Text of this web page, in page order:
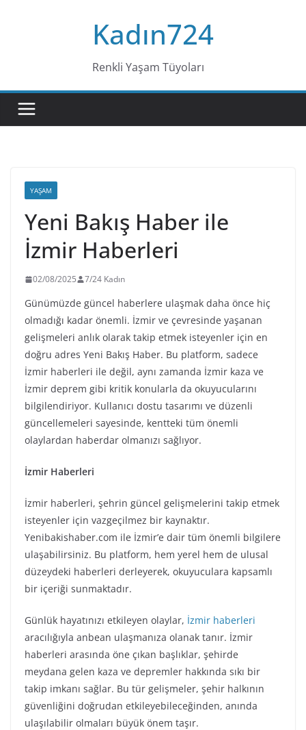
Kadın724
Renkli Yaşam Tüyoları
YAŞAM
Yeni Bakış Haber ile
İzmir Haberleri
02/08/2025 7/24 Kadın
Günümüzde güncel haberlere ulaşmak daha önce hiç
olmadığı kadar önemli. İzmir ve çevresinde yaşanan
gelişmeleri anlık olarak takip etmek isteyenler için en
doğru adres Yeni Bakış Haber. Bu platform, sadece
İzmir haberleri ile değil, aynı zamanda İzmir kaza ve
İzmir deprem gibi kritik konularla da okuyucularını
bilgilendiriyor. Kullanıcı dostu tasarımı ve düzenli
güncellemeleri sayesinde, kentteki tüm önemli
olaylardan haberdar olmanızı sağlıyor.
İzmir Haberleri
İzmir haberleri, şehrin güncel gelişmelerini takip etmek
isteyenler için vazgeçilmez bir kaynaktır.
Yenibakishaber.com ile İzmir’e dair tüm önemli bilgilere
ulaşabilirsiniz. Bu platform, hem yerel hem de ulusal
düzeydeki haberleri derleyerek, okuyuculara kapsamlı
bir içeriği sunmaktadır.
Günlük hayatınızı etkileyen olaylar, İzmir haberleri
aracılığıyla anbean ulaşmanıza olanak tanır. İzmir
haberleri arasında öne çıkan başlıklar, şehirde
meydana gelen kaza ve depremler hakkında sıkı bir
takip imkanı sağlar. Bu tür gelişmeler, şehir halkının
güvenliğini doğrudan etkileyebileceğinden, anında
ulaşılabilir olmaları büyük önem taşır.